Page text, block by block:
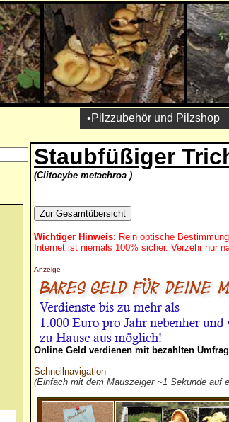
•Pilzzubehör und Pilzshop
Staubfüßiger
(Clitocybe metachroa )
Wichtiger Hinweis: Rein optische
Internet ist niemals 100% sicher. Verzehr nur
Anzeige
Online Geld verdienen mit bezahlten
Schnellnavigation
(Einfach mit dem Mauszeiger ~1 Sekunde auf